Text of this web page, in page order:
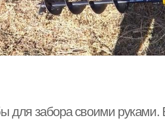
для забора своими